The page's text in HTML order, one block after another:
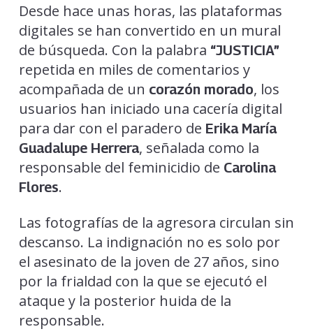
Desde hace unas horas, las plataformas
digitales se han convertido en un mural
de búsqueda. Con la palabra “JUSTICIA”
repetida en miles de comentarios y
acompañada de un corazón morado, los
usuarios han iniciado una cacería digital
para dar con el paradero de Erika María
Guadalupe Herrera, señalada como la
responsable del feminicidio de Carolina
Flores.
Las fotografías de la agresora circulan sin
descanso. La indignación no es solo por
el asesinato de la joven de 27 años, sino
por la frialdad con la que se ejecutó el
ataque y la posterior huida de la
responsable.